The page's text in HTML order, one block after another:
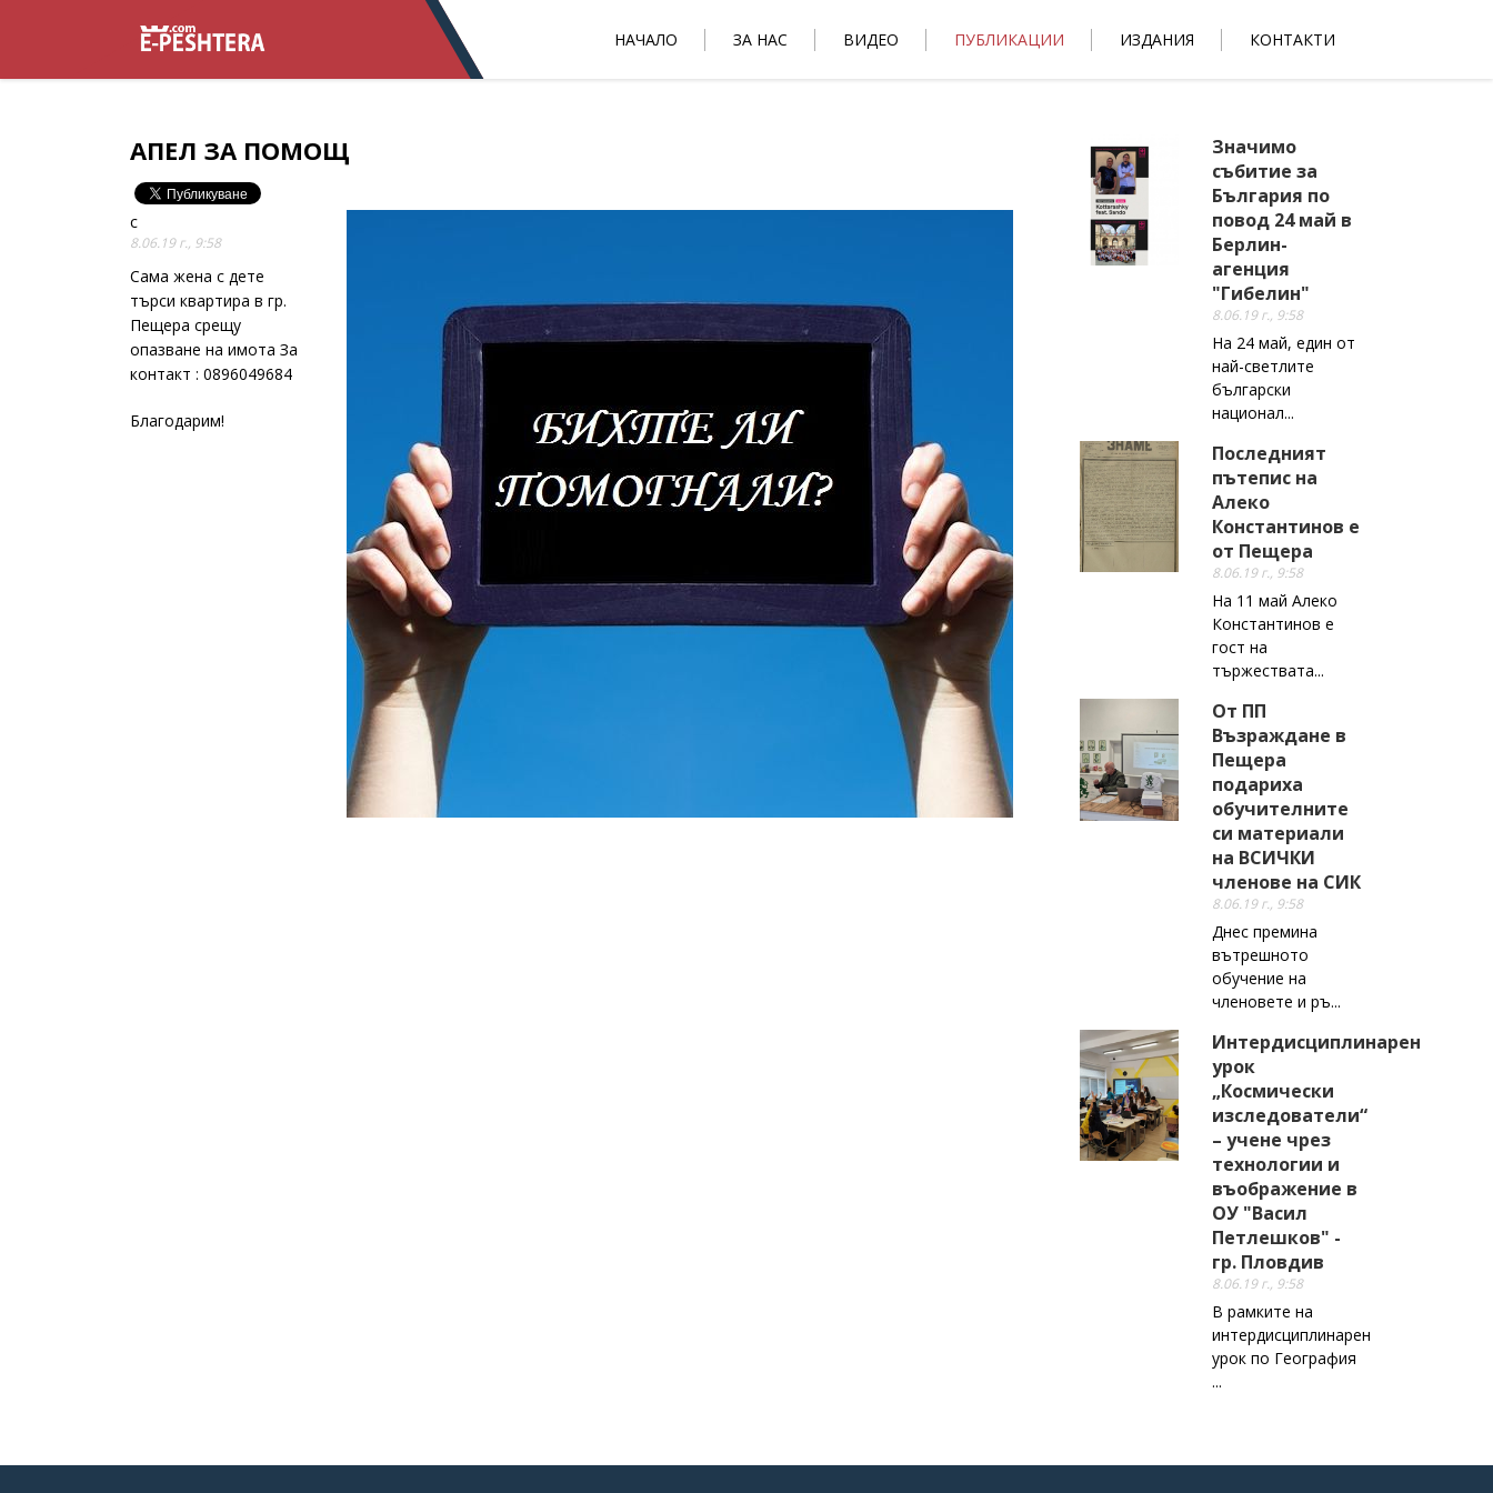
НАЧАЛО ЗА НАС ВИДЕО ПУБЛИКАЦИИ ИЗДАНИЯ КОНТАКТИ
АПЕЛ ЗА ПОМОЩ
c
8.06.19 г., 9:58
Сама жена с дете
търси квартира в гр.
Пещера срещу
опазване на имота За
контакт : 0896049684
Благодарим!
Значимо
събитие за
България по
повод 24 май в
Берлин-
агенция
"Гибелин"
8.06.19 г., 9:58
На 24 май, един от
най-светлите
български
национал...
Последният
пътепис на
Алеко
Константинов е
от Пещера
8.06.19 г., 9:58
На 11 май Алеко
Константинов е
гост на
тържествата...
От ПП
Възраждане в
Пещера
подариха
обучителните
си материали
на ВСИЧКИ
членове на СИК
8.06.19 г., 9:58
Днес премина
вътрешното
обучение на
членовете и ръ...
Интердисциплинарен
урок
„Космически
изследователи“
– учене чрез
технологии и
въображение в
ОУ "Васил
Петлешков" -
гр. Пловдив
8.06.19 г., 9:58
В рамките на
интердисциплинарен
урок по География
...